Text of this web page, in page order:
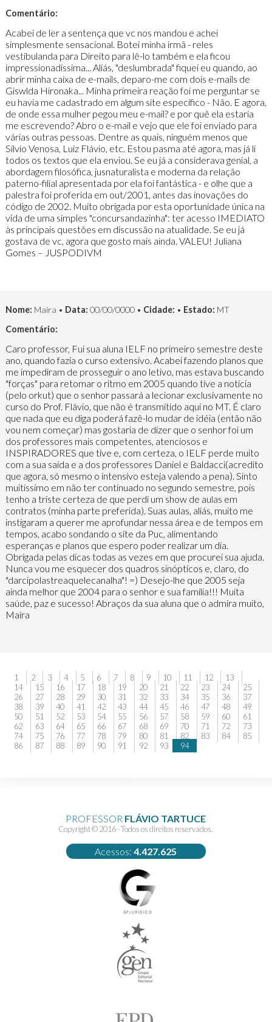
Comentário:
Acabei de ler a sentença que vc nos mandou e achei
simplesmente sensacional. Botei minha irmã - reles
vestibulanda para Direito para lê-lo também e ela ficou
impressionadíssima... Aliás, "deslumbrada" fiquei eu quando, ao
abrir minha caixa de e-mails, deparo-me com dois e-mails de
Giswlda Hironaka... Minha primeira reação foi me perguntar se
eu havia me cadastrado em algum site específico - Não. E agora,
de onde essa mulher pegou meu e-mail? e por quê ela estaria
me escrevendo? Abro o e-mail e vejo que ele foi enviado para
várias outras pessoas. Dentre as quais, ninguém menos que
Silvio Venosa, Luiz Flávio, etc. Estou pasma até agora, mas já li
todos os textos que ela enviou. Se eu já a considerava genial, a
abordagem filosófica, jusnaturalista e moderna da relação
paterno-filial apresentada por ela foi fantástica - e olhe que a
palestra foi proferida em out/2001, antes das inovações do
código de 2002. Muito obrigada por esta oportunidade única na
vida de uma simples "concursandazinha": ter acesso IMEDIATO
às principais questões em discussão na atualidade. Se eu já
gostava de vc, agora que gosto mais ainda. VALEU! Juliana
Gomes – JUSPODIVM
Nome: Maíra • Data: 00/00/0000 • Cidade: • Estado: MT
Comentário:
Caro professor, Fui sua aluna IELF no primeiro semestre deste
ano, quando fazia o curso extensivo. Acabei fazendo planos que
me impediram de prosseguir o ano letivo, mas estava buscando
"forças" para retomar o ritmo em 2005 quando tive a notícia
(pelo orkut) que o senhor passará a lecionar exclusivamente no
curso do Prof. Flávio, que não é transmitido aqui no MT. É claro
que nada que eu diga poderá fazê-lo mudar de idéia (então não
vou nem começar) mas gostaria de dizer que o senhor foi um
dos professores mais competentes, atenciosos e
INSPIRADORES que tive e, com certeza, o IELF perde muito
com a sua saída e a dos professores Daniel e Baldacci(acredito
que agora, só mesmo o intensivo esteja valendo a pena). Sinto
muitíssimo em não ter continuado no segundo semestre, pois
tenho a triste certeza de que perdi um show de aulas em
contratos (minha parte preferida). Suas aulas, aliás, muito me
instigaram a querer me aprofundar nessa área e de tempos em
tempos, acabo sondando o site da Puc, alimentando
esperanças e planos que espero poder realizar um dia.
Obrigada pelas dicas todas as vezes em que procurei sua ajuda.
Nunca vou me esquecer dos quadros sinópticos e, claro, do
"darcipolastreaquelecanalha"! =) Desejo-lhe que 2005 seja
ainda melhor que 2004 para o senhor e sua família!!! Muita
saúde, paz e sucesso! Abraços da sua aluna que o admira muito,
Maíra
1 2 3 4 5 6 7 8 9 10 11 12
13
14
15 16 17 18 19 20 21 22 23 24
25
26
27 28 29 30 31 32 33 34 35 36
37
38
39 40 41 42 43 44 45 46 47 48
49
50
51 52 53 54 55 56 57 58 59 60
61
62
63 64 65 66 67 68 69 70 71 72
73
74
75 76 77 78 79 80 81 82 83 84
85
86
87 88 89 90 91 92 93 94
PROFESSOR FLÁVIO TARTUCE
Copyright © 2016 - Todos os direitos reservados.
Acessos:4.427.625